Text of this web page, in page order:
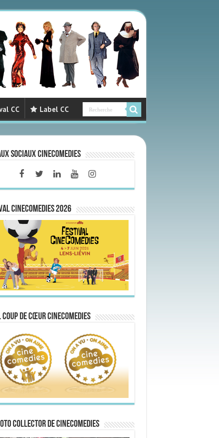
CC Label CC
sociaux CineComedies
CINECOMEDIES 2026
de Cœur CineComedies
collector de CineComedies